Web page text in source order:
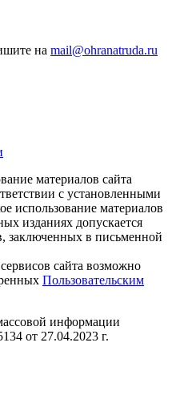
на mail@ohranatruda.ru
материалов сайта
с установленными
использование материалов
изданиях допускается
заключенных в письменной
сайта возможно
Пользовательским
информации
от 27.04.2023 г.